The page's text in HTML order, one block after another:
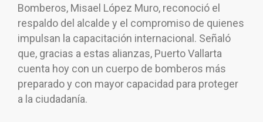
Bomberos, Misael López Muro, reconoció el
respaldo del alcalde y el compromiso de quienes
impulsan la capacitación internacional. Señaló
que, gracias a estas alianzas, Puerto Vallarta
cuenta hoy con un cuerpo de bomberos más
preparado y con mayor capacidad para proteger
a la ciudadanía.